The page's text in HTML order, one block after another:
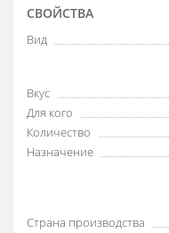
СВОЙСТВА
Вид
Вкус
Для кого
Количество
Назначение
Страна производства